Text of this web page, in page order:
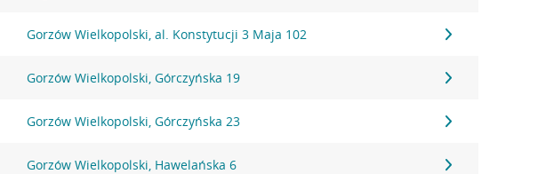
Gorzów Wielkopolski, al. Konstytucji 3 Maja 102
Gorzów Wielkopolski, Górczyńska 19
Gorzów Wielkopolski, Górczyńska 23
Gorzów Wielkopolski, Hawelańska 6